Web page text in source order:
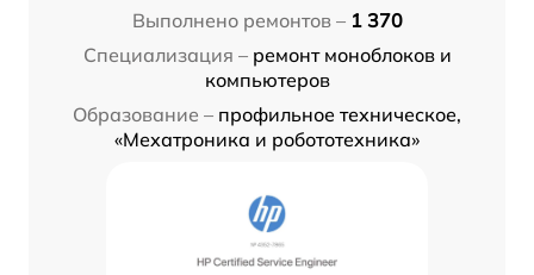
Выполнено ремонтов – 1 370
Специализация – ремонт моноблоков и
компьютеров
Образование – профильное техническое,
«Мехатроника и робототехника»